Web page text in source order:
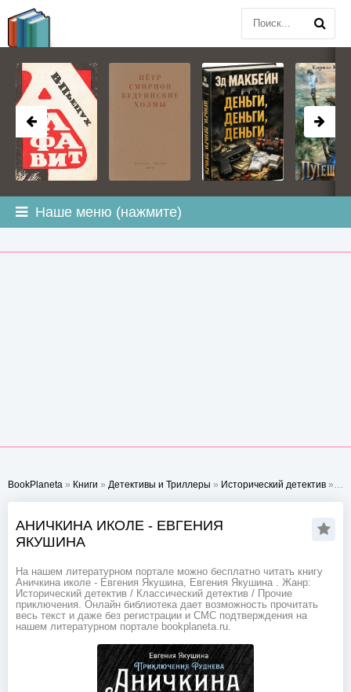
Наше меню (нажмите)
BookPlaneta » Книги » Детективы и Триллеры » Исторический детектив » Аничкина иколе - Евгения Якушина
АНИЧКИНА ИКОЛЕ - ЕВГЕНИЯ
ЯКУШИНА
На нашем литературном портале можно бесплатно читать книгу
Аничкина иколе - Евгения Якушина, Евгения Якушина . Жанр:
Исторический детектив / Классический детектив / Прочие
приключения. Онлайн библиотека дает возможность прочитать
весь текст и даже без регистрации и СМС подтверждения на
нашем литературном портале bookplaneta.ru.
BOOKPLANETA.COM